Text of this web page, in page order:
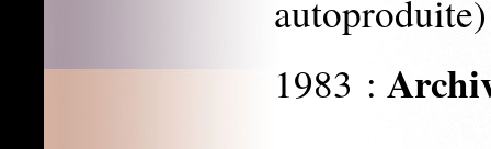
autoproduite)
1983 :